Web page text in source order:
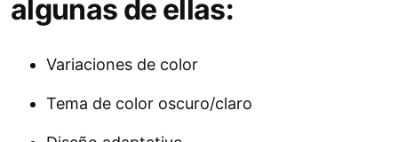
algunas de ellas:
Variaciones de color
Tema de color oscuro/claro